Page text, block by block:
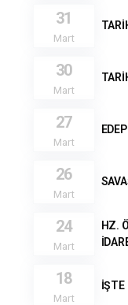
31
Mart
30
Mart
27
Mart
26
Mart
24
Mart
HZ.
18
Mart
İŞTE